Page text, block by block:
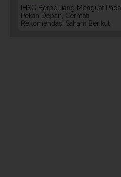
IHSG Berpeluang Menguat Pada
Pekan Depan, Cermati
Rekomendasi Saham Berikut